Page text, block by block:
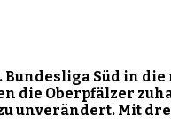
Bundesliga Süd in die
die Oberpfälzer
unverändert. Mit